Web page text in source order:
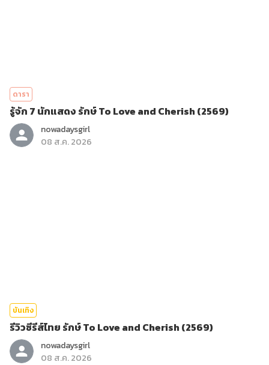
ดารา
รู้จัก 7 นักแสดง รักษ์ To Love and Cherish (2569)
nowadaysgirl
08 ส.ค. 2026
บันเทิง
รีวิวซีรีส์ไทย รักษ์ To Love and Cherish (2569)
nowadaysgirl
08 ส.ค. 2026